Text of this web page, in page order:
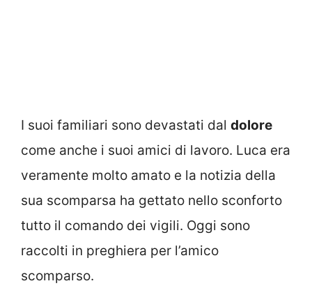
I suoi familiari sono devastati dal dolore
come anche i suoi amici di lavoro. Luca era
veramente molto amato e la notizia della
sua scomparsa ha gettato nello sconforto
tutto il comando dei vigili. Oggi sono
raccolti in preghiera per l’amico
scomparso.